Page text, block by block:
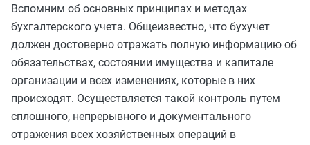
Вспомним об основных принципах и методах
бухгалтерского учета. Общеизвестно, что бухучет
должен достоверно отражать полную информацию об
обязательствах, состоянии имущества и капитале
организации и всех изменениях, которые в них
происходят. Осуществляется такой контроль путем
сплошного, непрерывного и документального
отражения всех хозяйственных операций в